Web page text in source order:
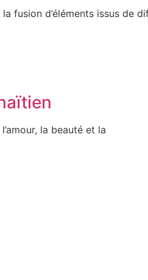
fusion d’éléments issus de
la beauté et la